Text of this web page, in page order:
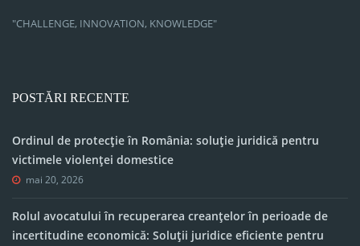
"CHALLENGE, INNOVATION, KNOWLEDGE"
POSTĂRI RECENTE
Ordinul de protecție în România: soluție juridică pentru
victimele violenței domestice
mai 20, 2026
Rolul avocatului în recuperarea creanțelor în perioade de
incertitudine economică: Soluții juridice eficiente pentru